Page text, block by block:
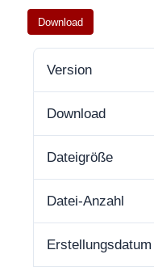
Download
Version
Download
Dateigröße
Datei-Anzahl
Erstellungsdatum